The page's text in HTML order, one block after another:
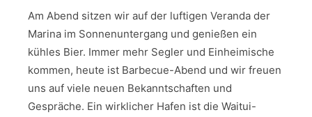
Am Abend sitzen wir auf der luftigen Veranda der
Marina im Sonnenuntergang und genießen ein
kühles Bier. Immer mehr Segler und Einheimische
kommen, heute ist Barbecue-Abend und wir freuen
uns auf viele neuen Bekanntschaften und
Gespräche. Ein wirklicher Hafen ist die Waitui-